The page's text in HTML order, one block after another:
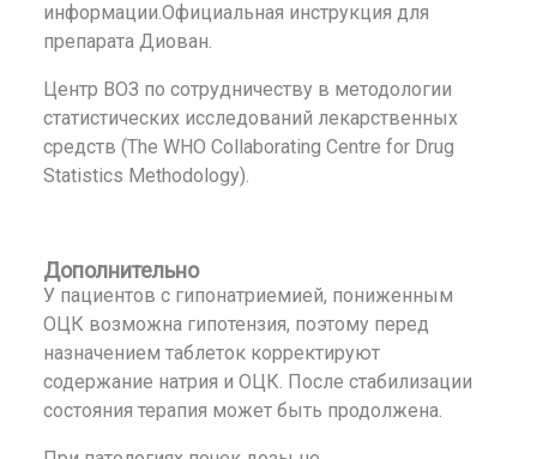
информации.Официальная инструкция для
препарата Диован.
Центр ВОЗ по сотрудничеству в методологии
статистических исследований лекарственных
средств (The WHO Collaborating Centre for Drug
Statistics Methodology).
Дополнительно
У пациентов с гипонатриемией, пониженным
ОЦК возможна гипотензия, поэтому перед
назначением таблеток корректируют
содержание натрия и ОЦК. После стабилизации
состояния терапия может быть продолжена.